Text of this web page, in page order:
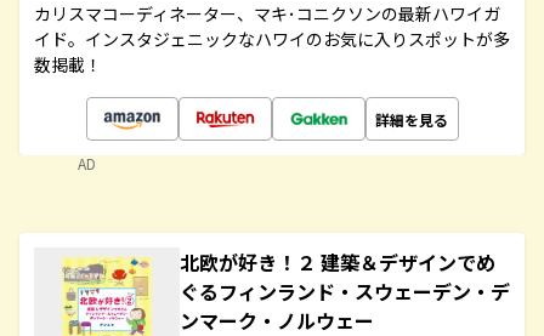
カリスマコーディネーター、マキ･コニクソンの最新ハワイガ
イド。インスタジェニックなハワイのお気に入りスポットが多
数掲載！
詳細を見る
AD
北欧が好き！２ 建築＆デザインでめ
ぐるフィンランド・スウェーデン・デ
ンマーク・ノルウェー